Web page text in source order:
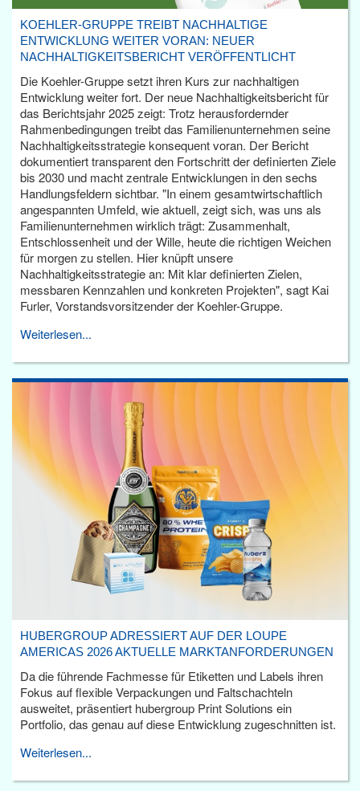
KOEHLER-GRUPPE TREIBT NACHHALTIGE
ENTWICKLUNG WEITER VORAN: NEUER
NACHHALTIGKEITSBERICHT VERÖFFENTLICHT
Die Koehler-Gruppe setzt ihren Kurs zur nachhaltigen
Entwicklung weiter fort. Der neue Nachhaltigkeitsbericht für
das Berichtsjahr 2025 zeigt: Trotz herausfordernder
Rahmenbedingungen treibt das Familienunternehmen seine
Nachhaltigkeitsstrategie konsequent voran. Der Bericht
dokumentiert transparent den Fortschritt der definierten Ziele
bis 2030 und macht zentrale Entwicklungen in den sechs
Handlungsfeldern sichtbar. "In einem gesamtwirtschaftlich
angespannten Umfeld, wie aktuell, zeigt sich, was uns als
Familienunternehmen wirklich trägt: Zusammenhalt,
Entschlossenheit und der Wille, heute die richtigen Weichen
für morgen zu stellen. Hier knüpft unsere
Nachhaltigkeitsstrategie an: Mit klar definierten Zielen,
messbaren Kennzahlen und konkreten Projekten", sagt Kai
Furler, Vorstandsvorsitzender der Koehler-Gruppe.
Weiterlesen...
HUBERGROUP ADRESSIERT AUF DER LOUPE
AMERICAS 2026 AKTUELLE MARKTANFORDERUNGEN
Da die führende Fachmesse für Etiketten und Labels ihren
Fokus auf flexible Verpackungen und Faltschachteln
ausweitet, präsentiert hubergroup Print Solutions ein
Portfolio, das genau auf diese Entwicklung zugeschnitten ist.
Weiterlesen...